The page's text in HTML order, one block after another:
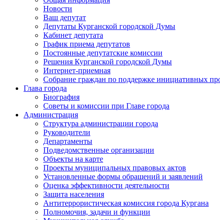
Новости
Ваш депутат
Депутаты Курганской городской Думы
Кабинет депутата
График приема депутатов
Постоянные депутатские комиссии
Решения Курганской городской Думы
Интернет-приемная
Собрание граждан по поддержке инициативных
Глава города
Биография
Советы и комиссии при Главе города
Администрация
Структура администрации города
Руководители
Департаменты
Подведомственные организации
Объекты на карте
Проекты муниципальных правовых актов
Установленные формы обращений и заявлений
Оценка эффективности деятельности
Защита населения
Антитеррористическая комиссия города Кургана
Полномочия, задачи и функции